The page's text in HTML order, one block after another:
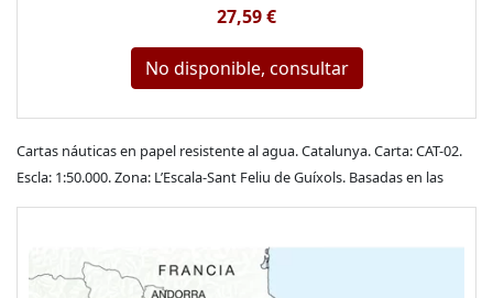
27,59 €
No disponible, consultar
Cartas náuticas en papel resistente al agua. Catalunya. Carta: CAT-02.
Escla: 1:50.000. Zona: L’Escala-Sant Feliu de Guíxols. Basadas en las